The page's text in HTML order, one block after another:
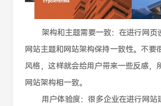
架构和主题需要一致：在进行网页
网站主题和网站架构保持一致性。不要
风格，这样就会给用户带来一些反感，
网站架构相一致。
用户体验度：很多企业在进行网站